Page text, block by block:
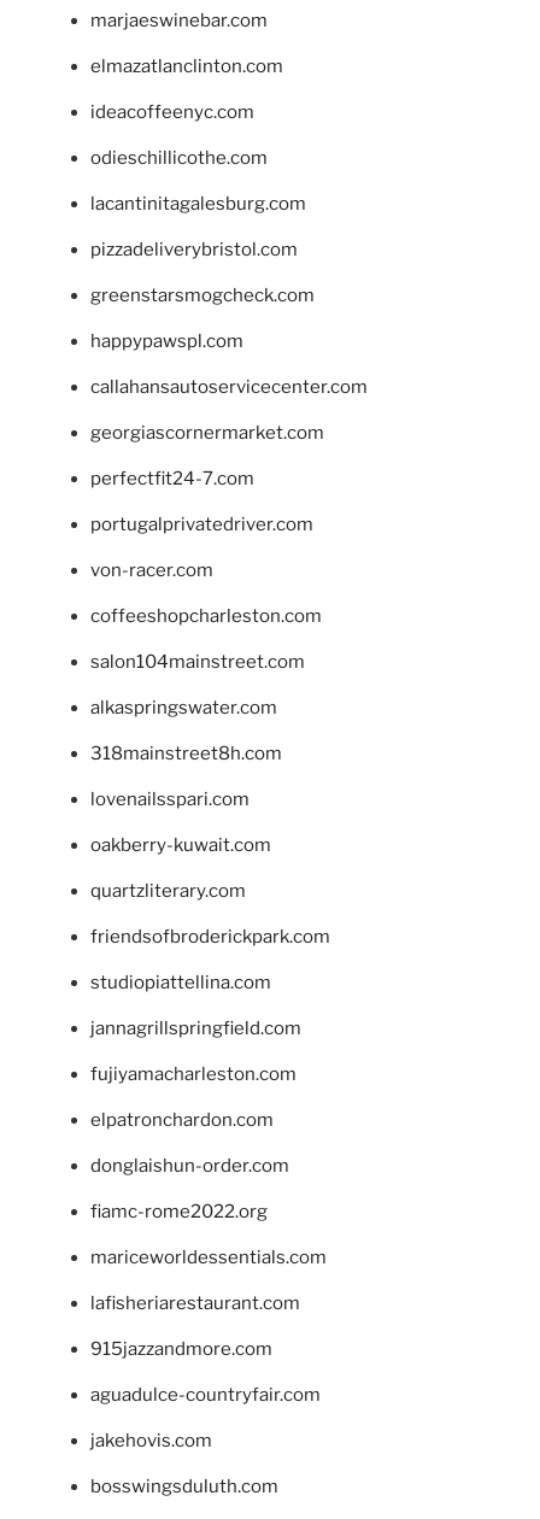
marjaeswinebar.com
elmazatlanclinton.com
ideacoffeenyc.com
odieschillicothe.com
lacantinitagalesburg.com
pizzadeliverybristol.com
greenstarsmogcheck.com
happypawspl.com
callahansautoservicecenter.com
georgiascornermarket.com
perfectfit24-7.com
portugalprivatedriver.com
von-racer.com
coffeeshopcharleston.com
salon104mainstreet.com
alkaspringswater.com
318mainstreet8h.com
lovenailsspari.com
oakberry-kuwait.com
quartzliterary.com
friendsofbroderickpark.com
studiopiattellina.com
jannagrillspringfield.com
fujiyamacharleston.com
elpatronchardon.com
donglaishun-order.com
fiamc-rome2022.org
mariceworldessentials.com
lafisheriarestaurant.com
915jazzandmore.com
aguadulce-countryfair.com
jakehovis.com
bosswingsduluth.com